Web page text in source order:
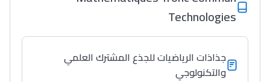
Technologies
جذاذات الرياضيات للجذع المشترك العلمي
والتكنولوجي